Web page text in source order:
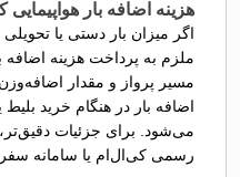
هزینه اضافه بار هواپیمایی
اگر میزان بار دستی یا
ملزم به پرداخت هزینه اضافه
مسیر پرواز و مقدار
اضافه بار در هنگام خرید
می‌شود. برای جزئیات
رسمی کی‌ال‌ام یا سامانه